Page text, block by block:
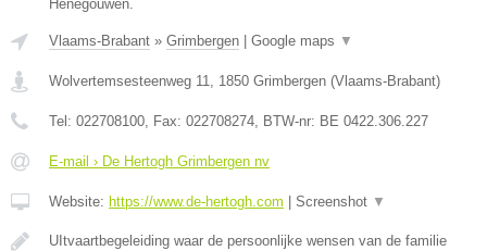
Henegouwen.
Vlaams-Brabant » Grimbergen Google maps ▼
Wolvertemsesteenweg 11 1850 Grimbergen (Vlaams-Brabant)
Tel: 022708100 , Fax: 022708274 , BTW-nr: BE 0422.306.227
E-mail › De Hertogh Grimbergen nv
Website: https://www.de-hertogh.com Screenshot ▼
UItvaartbegeleiding waar de persoonlijke wensen van de familie